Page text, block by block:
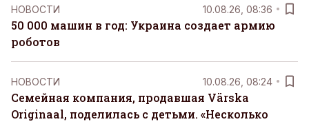
НОВОСТИ 10.08.26, 08:36
50 000 машин в год: Украина создает армию
роботов
НОВОСТИ 10.08.26, 08:24
Семейная компания, продавшая Värska
Originaal, поделилась с детьми. «Несколько